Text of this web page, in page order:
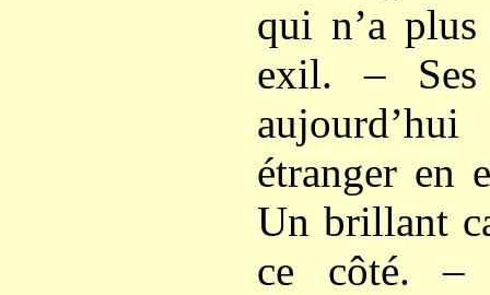
qui n’a
exil. – Ses
étranger en
Un brillant
ce côté. –